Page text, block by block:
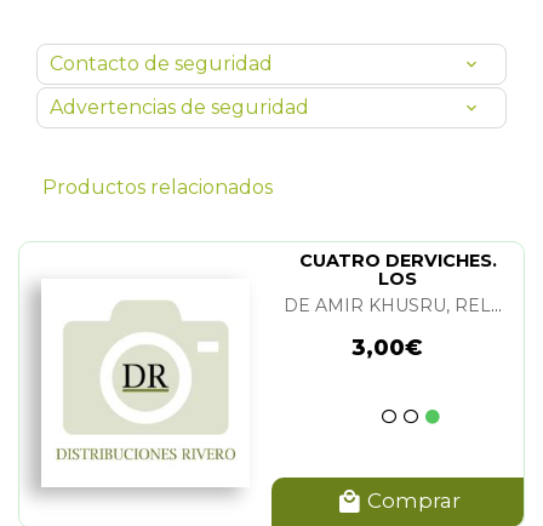
Contacto de seguridad
Advertencias de seguridad
Productos relacionados
CUATRO DERVICHES.
LOS
DE AMIR KHUSRU, RELATADO POR AMINA SHAH
3,00€
Comprar